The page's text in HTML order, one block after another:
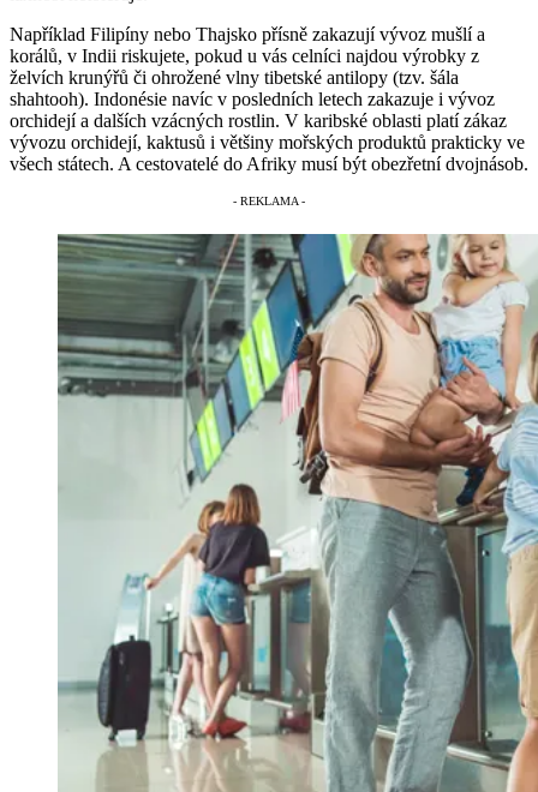
Například Filipíny nebo Thajsko přísně zakazují vývoz mušlí a
korálů, v Indii riskujete, pokud u vás celníci najdou výrobky z
želvích krunýřů či ohrožené vlny tibetské antilopy (tzv. šála
shahtooh). Indonésie navíc v posledních letech zakazuje i vývoz
orchidejí a dalších vzácných rostlin. V karibské oblasti platí zákaz
vývozu orchidejí, kaktusů i většiny mořských produktů prakticky ve
všech státech. A cestovatelé do Afriky musí být obezřetní dvojnásob.